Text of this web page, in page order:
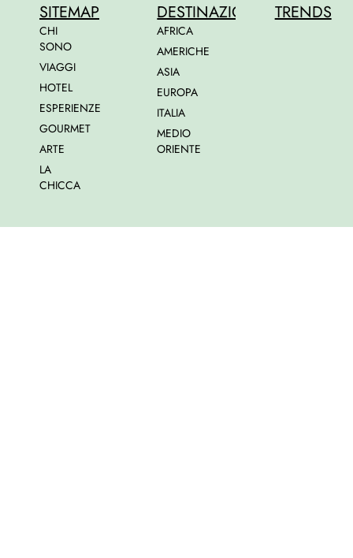
SITEMAP
CHI
SONO
VIAGGI
HOTEL
ESPERIENZE
GOURMET
ARTE
LA
CHICCA
DESTINAZIONI
AFRICA
AMERICHE
ASIA
EUROPA
ITALIA
MEDIO
ORIENTE
TRENDS